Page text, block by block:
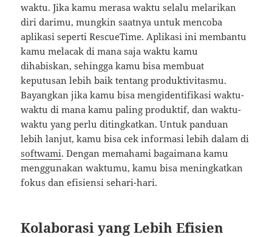
waktu. Jika kamu merasa waktu selalu melarikan
diri darimu, mungkin saatnya untuk mencoba
aplikasi seperti RescueTime. Aplikasi ini membantu
kamu melacak di mana saja waktu kamu
dihabiskan, sehingga kamu bisa membuat
keputusan lebih baik tentang produktivitasmu.
Bayangkan jika kamu bisa mengidentifikasi waktu-
waktu di mana kamu paling produktif, dan waktu-
waktu yang perlu ditingkatkan. Untuk panduan
lebih lanjut, kamu bisa cek informasi lebih dalam di
softwami. Dengan memahami bagaimana kamu
menggunakan waktumu, kamu bisa meningkatkan
fokus dan efisiensi sehari-hari.
Kolaborasi yang Lebih Efisien